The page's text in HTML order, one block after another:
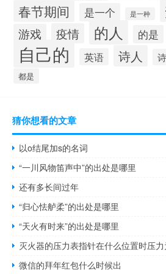
春节期间 是一个 是一种
游戏 疫情 的人 的是
自己的 英语 诗人
都是
猜你想看的文章
以o结尾加s的名词
“一川风物笛声中”的出处是哪里
还有多长间过年
“归心怯舻柔”的出处是哪里
“天火有时来”的出处是哪里
微信的拜年红包什么时候出